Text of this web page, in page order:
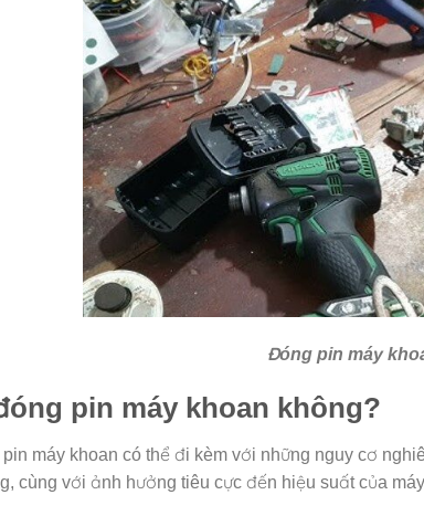
Đóng pin máy
pin máy khoan không?
máy khoan có thể đi kèm với những nguy cơ
cùng với ảnh hưởng tiêu cực đến hiệu suất của